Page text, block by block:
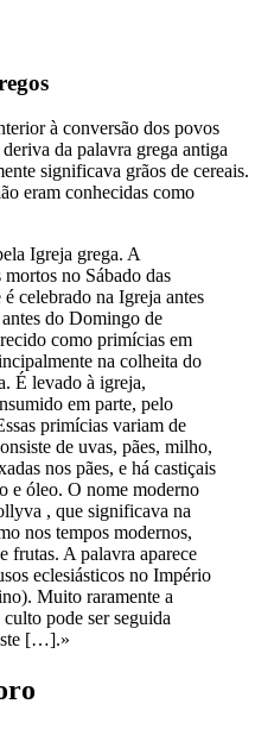
à conversão dos povos
da palavra grega antiga
significava grãos de cereais.
eram conhecidas como
Igreja grega. A
no Sábado das
celebrado na Igreja antes
do Domingo de
como primícias em
na colheita do
É levado à igreja,
em parte, pelo
primícias variam de
de uvas, pães, milho,
nos pães, e há castiçais
e óleo. O nome moderno
, que significava na
nos tempos modernos,
frutas. A palavra aparece
eclesiásticos no Império
Muito raramente a
pode ser seguida
[…].»